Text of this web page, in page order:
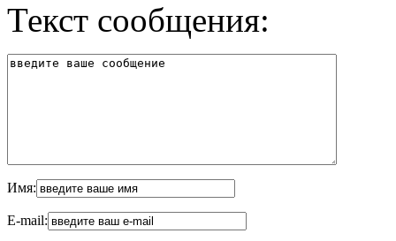
Текст сообщения:
Имя:
E-mail: